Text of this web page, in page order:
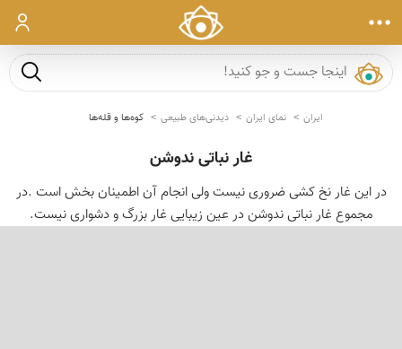
ورود
جست و
ایران نمای ایران دیدنی‌های طبیعی کوه‌ها و قله‌ها
غار نباتی ندوشن
در این غار نخ کشی ضروری نیست ولی انجام آن اطمینان بخش است .در
مجموع غار نباتی ندوشن در عین زیبایی غار بزرگ و دشواری نیست.